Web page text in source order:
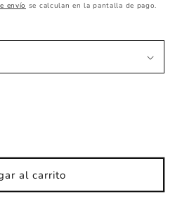
envío se calculan en la pantalla de pago.
al carrito